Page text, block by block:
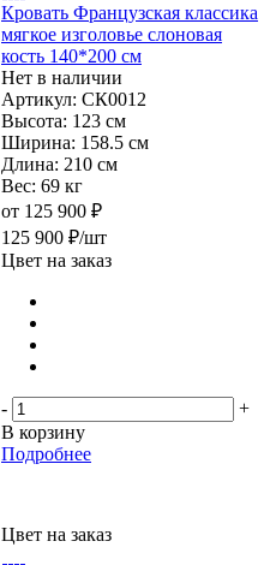
Кровать Французская классика
мягкое изголовье слоновая
кость 140*200 см
Нет в наличии
Артикул: СК0012
Высота: 123 см
Ширина: 158.5 см
Длина: 210 см
Вес: 69 кг
от 125 900 ₽
125 900 ₽/шт
Цвет на заказ
-
+
В корзину
Подробнее
Цвет на заказ